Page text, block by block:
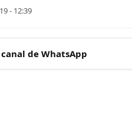
- 12:39
de WhatsApp